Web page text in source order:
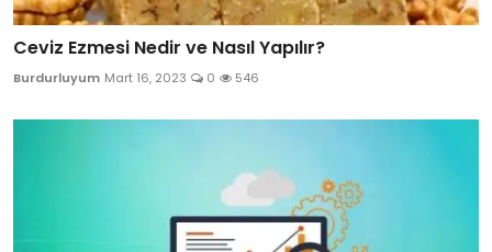
Ceviz Ezmesi Nedir ve Nasıl Yapılır?
Burdurluyum Mart 16, 2023 0 546